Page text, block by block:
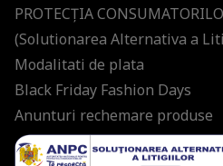
PROTECŢIA
(Solutionarea Alternativa a
Modalitati de plata
Black Friday Fashion Days
Anunturi rechemare produse